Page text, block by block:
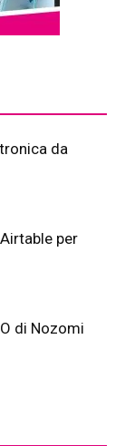
da
per
di Nozomi